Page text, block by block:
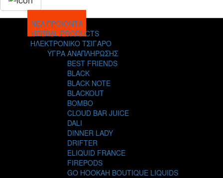
ΝΕΑ ΠΡΟΪΟΝΤΑ
HERBAL PRODUCTS
ΗΛΕΚΤΡΟΝΙΚΟ ΤΣΙΓΑΡΟ
ΥΓΡΑ ΑΝΑΠΛΗΡΩΣΗΣ
BEST FRIENDS
BLACK
BLACK NOTE
BLACKOUT
BOMBO
CLOUD BAR JUICE
DALI
DINNER LADY
DRIFTER
ELIQUID FRANCE
FIREPODS
GO HOOKAH BOUTIQUE LIQUIDS